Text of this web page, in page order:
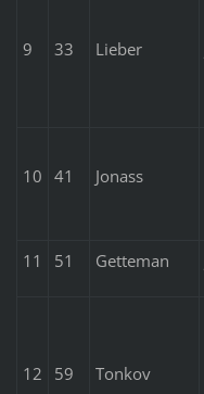
9 33 Lieber
10 41 Jonass
11 51 Getteman
12 59 Tonkov